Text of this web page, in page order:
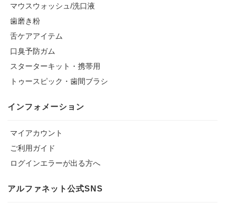
マウスウォッシュ/洗口液
歯磨き粉
舌ケアアイテム
口臭予防ガム
スターターキット・携帯用
トゥースピック・歯間ブラシ
インフォメーション
マイアカウント
ご利用ガイド
ログインエラーが出る方へ
アルファネット公式SNS